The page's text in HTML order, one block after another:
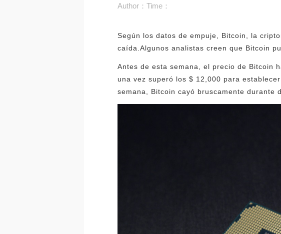
Author：Time：
Según los datos de empuje, Bitcoin, la
caída.Algunos analistas creen que Bitcoin
Antes de esta semana, el precio de Bitcoin
una vez superó los $ 12,000 para
semana, Bitcoin cayó bruscamente durante